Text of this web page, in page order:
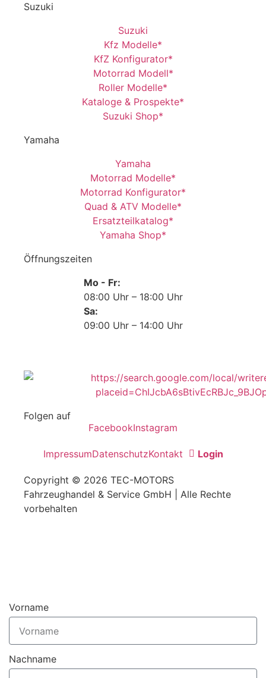
Suzuki
Suzuki
Kfz Modelle*
KfZ Konfigurator*
Motorrad Modell*
Roller Modelle*
Kataloge & Prospekte*
Suzuki Shop*
Yamaha
Yamaha
Motorrad Modelle*
Motorrad Konfigurator*
Quad & ATV Modelle*
Ersatzteilkatalog*
Yamaha Shop*
Öffnungszeiten
Mo - Fr:
08:00 Uhr – 18:00 Uhr
Sa:
09:00 Uhr – 14:00 Uhr
Folgen auf
FacebookInstagram
Copyright © 2026 TEC-MOTORS
Fahrzeughandel & Service GmbH | Alle Rechte
vorbehalten
ImpressumDatenschutzKontakt Login
Vorname
Nachname